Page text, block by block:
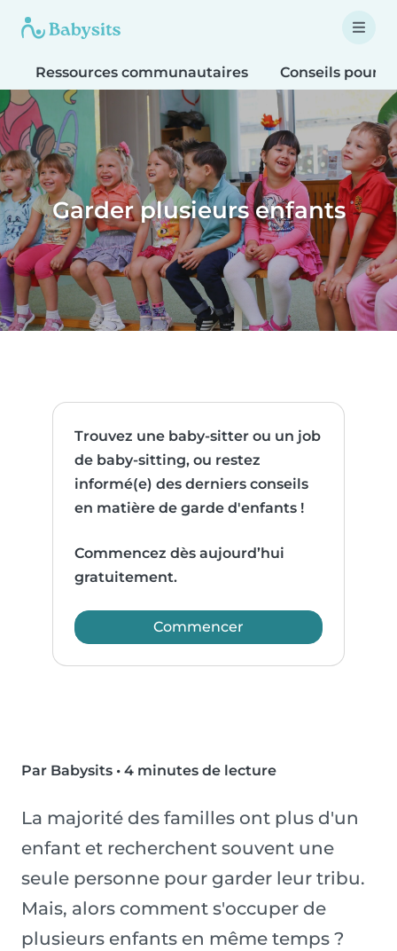
Ressources communautaires Conseils pour
Garder plusieurs enfants
Trouvez une baby-sitter ou un job
de baby-sitting, ou restez
informé(e) des derniers conseils
en matière de garde d'enfants !
Commencez dès aujourd’hui
gratuitement.
Commencer
Par Babysits • 4 minutes de lecture
La majorité des familles ont plus d'un
enfant et recherchent souvent une
seule personne pour garder leur tribu.
Mais, alors comment s'occuper de
plusieurs enfants en même temps ?